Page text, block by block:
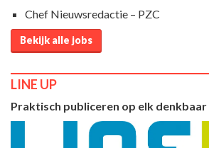
Chef Nieuwsredactie – PZC
Bekijk alle jobs
LINE UP
Praktisch publiceren op elk